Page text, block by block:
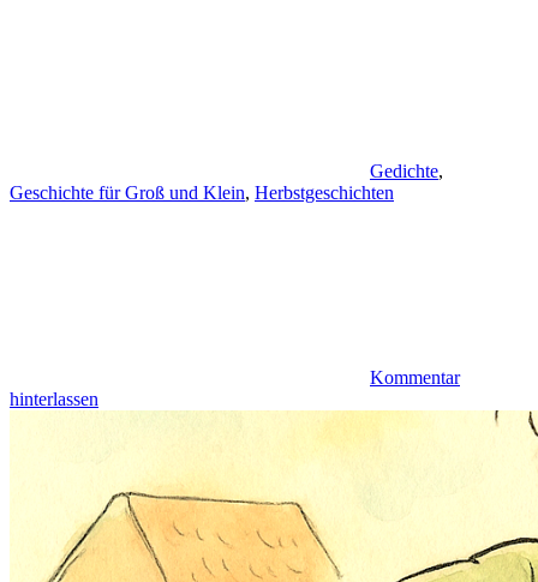
Gedichte,
Geschichte für Groß und Klein, Herbstgeschichten
Kommentar
hinterlassen